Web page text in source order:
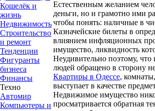
Кошелёк и
жизнь
Недвижимость
Строительство
и ремонт
Тенденции
Фигуранты
бизнеса
Финансы
Техно
Автомир
Компьютеры и
Естественным желанием
деньги, но и грамотно ими
чтобы понять: наличные в
Казначейские билеты в
влиянием инфляционных
имущество, ликвидность
Неудивительно поэтому,
людей обращено в сторону
Квартиры в Одессе,
выступает в качестве
Недвижимое имущество
просматривается обратная